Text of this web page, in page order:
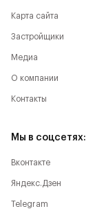
Карта сайта
Застройщики
Медиа
О компании
Контакты
Мы в соцсетях:
Вконтакте
Яндекс.Дзен
Telegram